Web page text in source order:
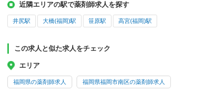
近隣エリアの駅で薬剤師求人を探す
井尻駅 大橋(福岡)駅 笹原駅 高宮(福岡)駅
この求人と似た求人をチェック
エリア
福岡県の薬剤師求人 福岡県福岡市南区の薬剤師求人